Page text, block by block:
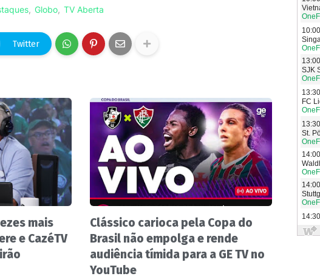
Globo TV Aberta
Twitter
mais
e CazéTV
Clássico carioca pela Copa do
Brasil não empolga e rende
audiência tímida para a GE TV no
YouTube